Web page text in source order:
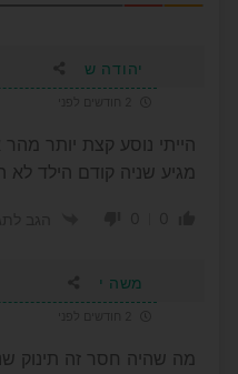
יהודה ש
הייתי נוסע קצת יותר מהר
מגיע שניה קודם הילד
משה י
מה שהיה חסר זה תינוק